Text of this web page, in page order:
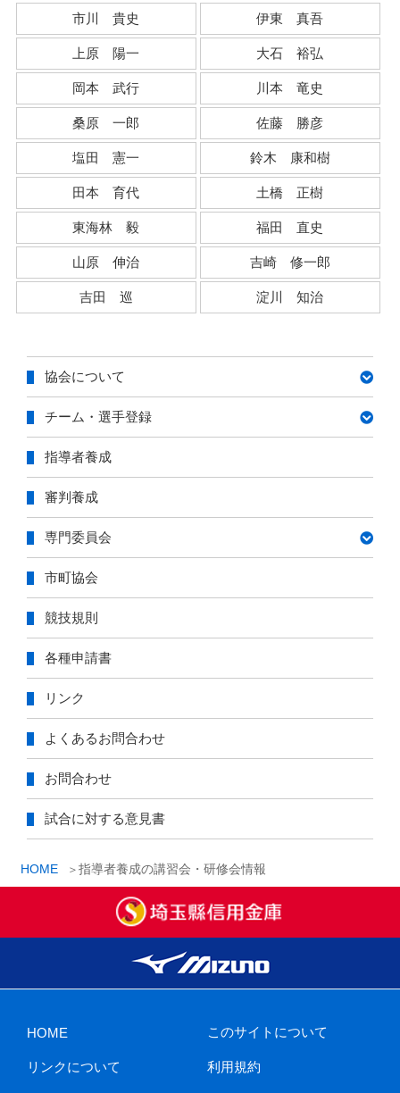
HOME 指導者養成の講習会・研修会情報
市川 貴史 伊東 真吾
上原 陽一 大石 裕弘
岡本 武行 川本 竜史
桑原 一郎 佐藤 勝彦
塩田 憲一 鈴木 康和樹
田本 育代 土橋 正樹
東海林 毅 福田 直史
山原 伸治 吉崎 修一郎
吉田 巡 淀川 知治
協会について
チーム・選手登録
指導者養成
審判養成
専門委員会
市町協会
競技規則
各種申請書
リンク
よくあるお問合わせ
お問合わせ
試合に対する意見書
HOME このサイトについて
リンクについて 利用規約